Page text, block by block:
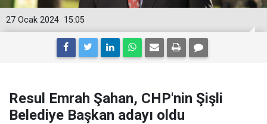
15:05
27 Ocak 2024
Resul Emrah Şahan, CHP'nin Şişli
Belediye Başkan adayı oldu